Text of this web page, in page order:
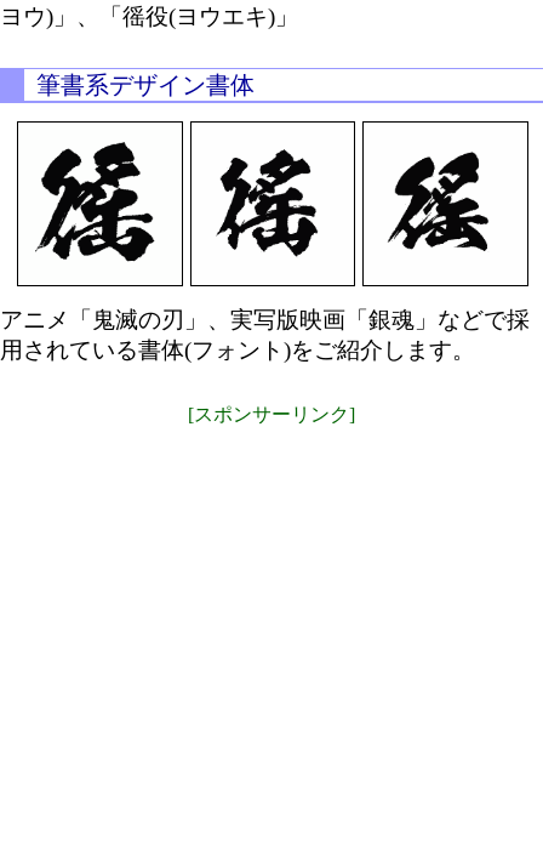
ヨウ)」、「徭役(ヨウエキ)」
筆書系デザイン書体
アニメ「鬼滅の刃」、実写版映画「銀魂」などで採
用されている書体(フォント)をご紹介します。
[スポンサーリンク]